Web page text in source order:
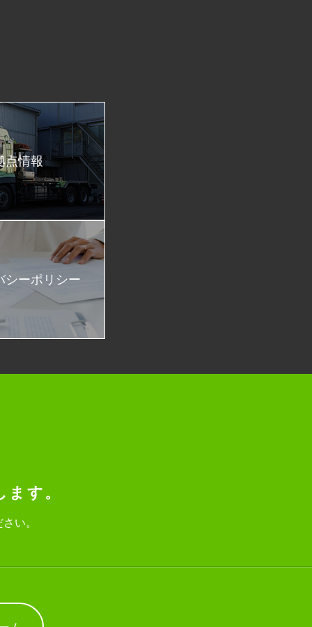
点情報
シーポリシー
す。
い。